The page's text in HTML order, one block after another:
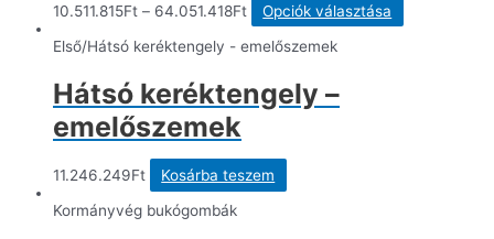
10.511.815Ft – 64.051.418Ft Opciók választása
a
Első/Hátsó keréktengely - emelőszemek
Hátsó keréktengely –
emelőszemek
11.246.249Ft
Kosárba teszem
Kormányvég bukógombák